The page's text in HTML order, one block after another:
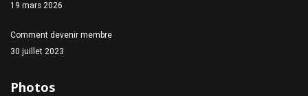
19 mars 2026
Comment devenir membre
30 juillet 2023
Photos